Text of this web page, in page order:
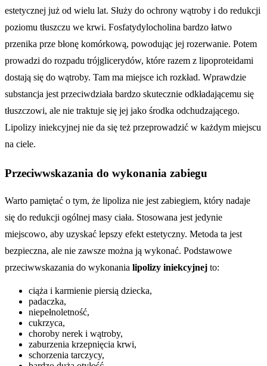
estetycznej już od wielu lat. Służy do ochrony wątroby i do redukcji
poziomu tłuszczu we krwi. Fosfatydylocholina bardzo łatwo
przenika prze błonę komórkową, powodując jej rozerwanie. Potem
prowadzi do rozpadu trójglicerydów, które razem z lipoproteidami
dostają się do wątroby. Tam ma miejsce ich rozkład. Wprawdzie
substancja jest przeciwdziała bardzo skutecznie odkładającemu się
tłuszczowi, ale nie traktuje się jej jako środka odchudzającego.
Lipolizy iniekcyjnej nie da się też przeprowadzić w każdym miejscu
na ciele.
Przeciwwskazania do wykonania zabiegu
Warto pamiętać o tym, że lipoliza nie jest zabiegiem, który nadaje
się do redukcji ogólnej masy ciała. Stosowana jest jedynie
miejscowo, aby uzyskać lepszy efekt estetyczny. Metoda ta jest
bezpieczna, ale nie zawsze można ją wykonać. Podstawowe
przeciwwskazania do wykonania lipolizy iniekcyjnej to:
ciąża i karmienie piersią dziecka,
padaczka,
niepełnoletność,
cukrzyca,
choroby nerek i wątroby,
zaburzenia krzepnięcia krwi,
schorzenia tarczycy,